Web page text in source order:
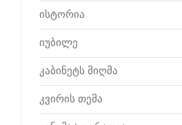
ისტორია
იუბილე
კაბინეტს მიღმა
კვირის თემა